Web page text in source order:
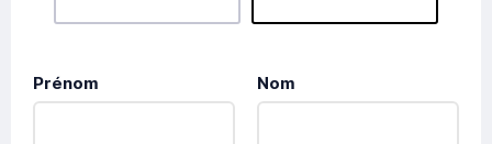
Prénom Nom